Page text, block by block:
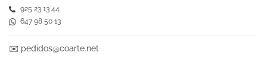
925 23 13 44
647 98 50 13
✉️ pedidos@coarte.net